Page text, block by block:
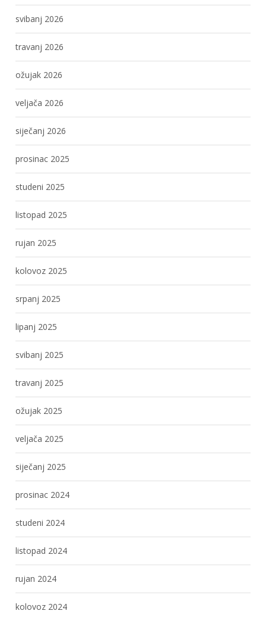
svibanj 2026
travanj 2026
ožujak 2026
veljača 2026
siječanj 2026
prosinac 2025
studeni 2025
listopad 2025
rujan 2025
kolovoz 2025
srpanj 2025
lipanj 2025
svibanj 2025
travanj 2025
ožujak 2025
veljača 2025
siječanj 2025
prosinac 2024
studeni 2024
listopad 2024
rujan 2024
kolovoz 2024